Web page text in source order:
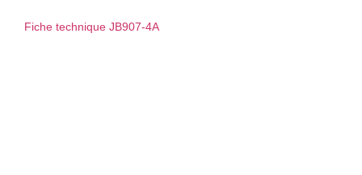
Fiche technique JB907-4A